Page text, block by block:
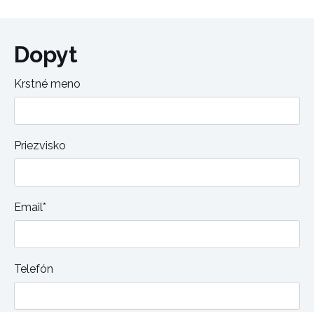
Dopyt
Krstné meno
Priezvisko
Email*
Telefón